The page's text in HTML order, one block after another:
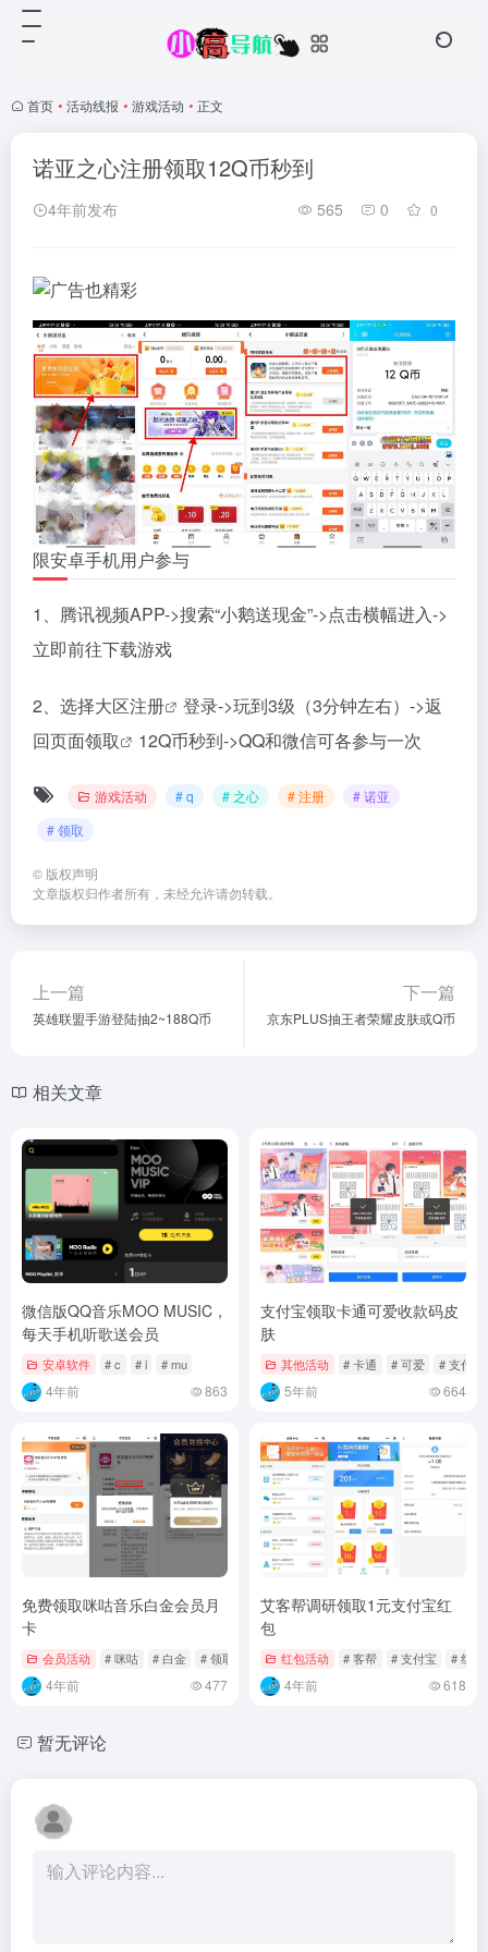
首页 • 活动线报 • 游戏活动 • 正文
诺亚之心注册领取12Q币秒到
4年前发布 565 0 0
限安卓手机用户参与
1、腾讯视频APP->搜索“小鹅送现金”->点击横幅进入->
立即前往下载游戏
2、选择大区注册
登录->玩到3级（3分钟左右）->返
回页面领取 12Q币秒到->QQ和微信可各参与一次
游戏活动 # q # 之心 # 注册
# 诺亚
# 领取
© 版权声明
文章版权归作者所有，未经允许请勿转载。
上一篇
英雄联盟手游登陆抽2~188Q币
下一篇
京东PLUS抽王者荣耀皮肤或Q币
相关文章
微信版QQ音乐MOO MUSIC，
每天手机听歌送会员
安卓软件 # c # i # mu
4年前 863
支付宝领取卡通可爱收款码皮
肤
其他活动 # 卡通 # 可爱 # 支付宝
5年前 664
免费领取咪咕音乐白金会员月
卡
会员活动 # 咪咕 # 白金 # 领取
4年前 477
艾客帮调研领取1元支付宝红
包
红包活动 # 客帮 # 支付宝 # 红包
4年前 618
暂无评论